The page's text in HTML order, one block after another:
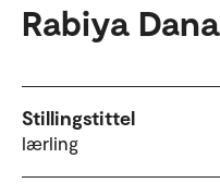
Rabiya Dana
Stillingstittel
lærling